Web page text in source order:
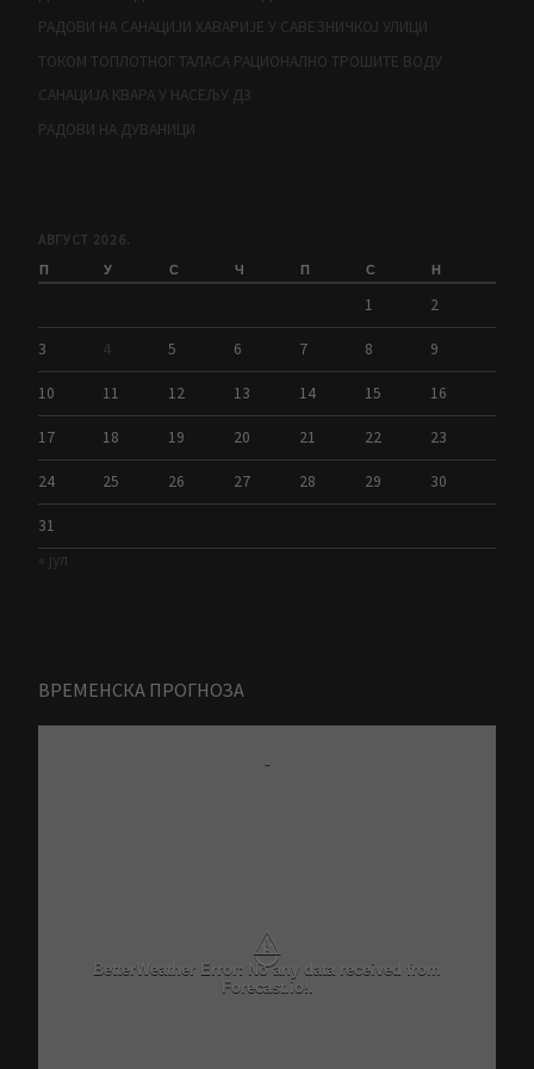
РАДОВИ НА САНАЦИЈИ ХАВАРИЈЕ У САВЕЗНИЧКОЈ УЛИЦИ
ТОКОМ ТОПЛОТНОГ ТАЛАСА РАЦИОНАЛНО ТРОШИТЕ ВОДУ
САНАЦИЈА КВАРА У НАСЕЉУ Д3
РАДОВИ НА ДУВАНИЦИ
АВГУСТ 2026.
П У С Ч П С Н
1 2
3 4 5 6 7 8 9
10 11 12 13 14 15 16
17 18 19 20 21 22 23
24 25 26 27 28 29 30
31
« јул
ВРЕМЕНСКА ПРОГНОЗА
-
⚠
BetterWeather Error: No any data received from
Forecast.io!.